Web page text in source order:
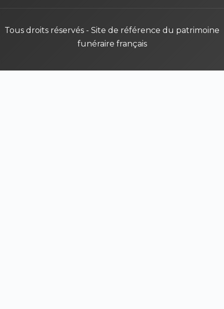
Tous droits réservés - Site de référence du patrimoine
funéraire français